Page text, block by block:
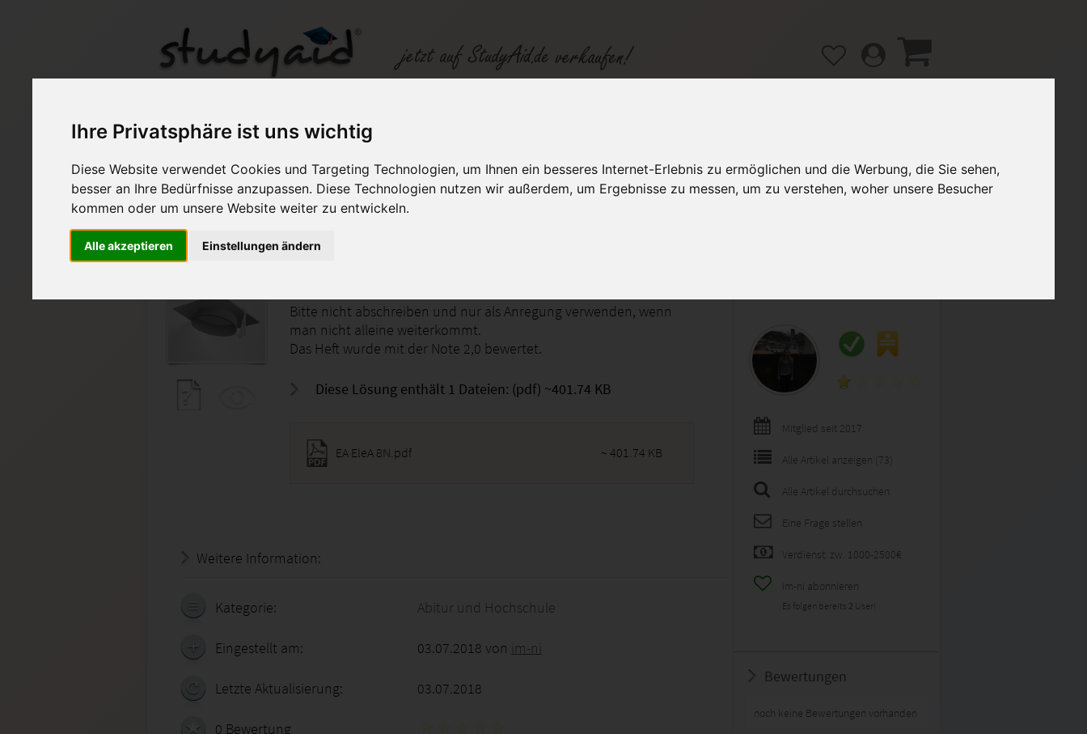
Ihre Privatsphäre ist uns wichtig
Diese Website verwendet Cookies und Targeting Technologien, um Ihnen ein besseres Internet-Erlebnis zu ermöglichen und die Werbung, die Sie sehen,
besser an Ihre Bedürfnisse anzupassen. Diese Technologien nutzen wir außerdem, um Ergebnisse zu messen, um zu verstehen, woher unsere Besucher
kommen oder um unsere Website weiter zu entwickeln.
Alle akzeptieren Einstellungen ändern
ILS Einsendeaufgabe EleA 8/N
Auf StudyAid.de verkaufen Kategorien Studiengänge / Lehrgänge Hilfe / FAQ
Bitte nicht abschreiben und nur als Anregung verwenden, wenn
man nicht alleine weiterkommt.
Das Heft wurde mit der Note 2,0 bewertet.
Diese Lösung enthält 1 Dateien: (pdf) ~401.74 KB
EA EleA 8N.pdf ~ 401.74 KB
Weitere Information:
Kategorie: Abitur und Hochschule
Eingestellt am: 03.07.2018 von im-ni
Letzte Aktualisierung: 03.07.2018
0 Bewertung
Mitglied seit 2017
Alle Artikel anzeigen (73)
Alle Artikel durchsuchen
Eine Frage stellen
Verdienst: zw. 1000-2500€
im-ni abonnieren
Es folgen bereits 2 User!
Bewertungen
noch keine Bewertungen vorhanden